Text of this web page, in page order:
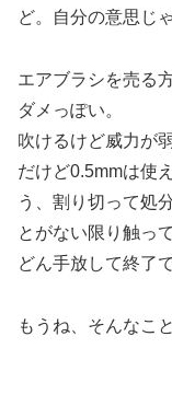
ど。自分の意思じ
エアブラシを売る
ダメっぽい。
吹けるけど威力が
だけど0.5mmは使
う、割り切って処
とがない限り触っ
どん手放して終了で
もうね、そんなこ